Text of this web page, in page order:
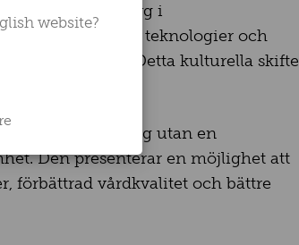
digitala verktyg i
inom digitala teknologier och
tjänster. Detta kulturella skifte
uppgradering utan en
Den presenterar en möjlighet att
förbättrad vårdkvalitet och bättre
website?